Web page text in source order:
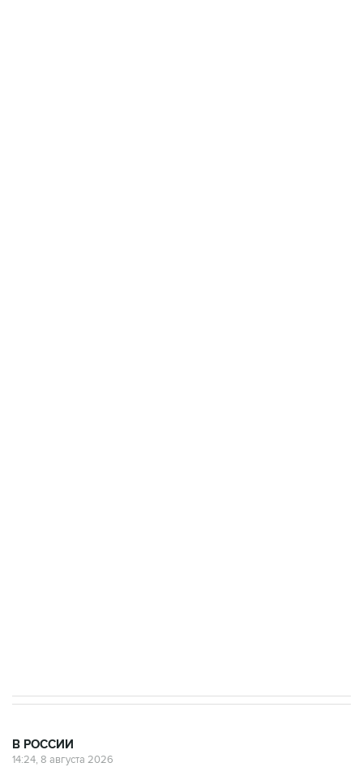
В РОССИИ
14:24, 8 августа 2026